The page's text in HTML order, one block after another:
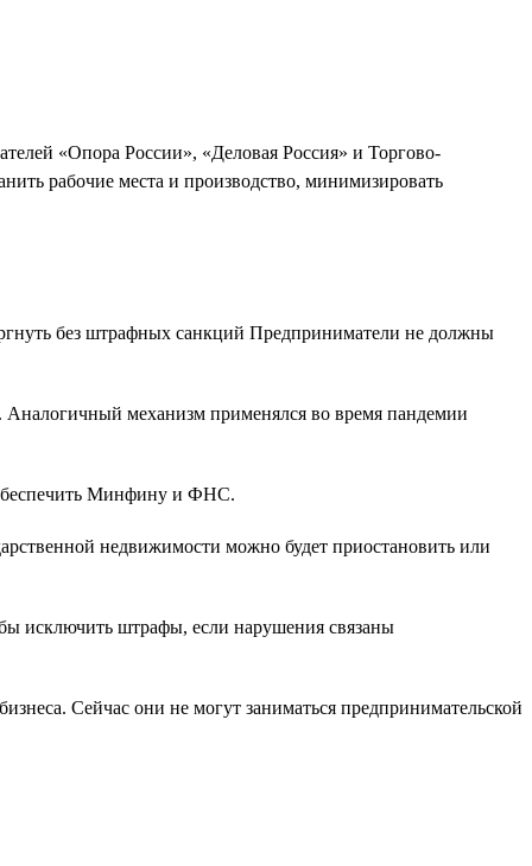
«Опора России», «Деловая Россия» и Торгово-
рабочие места и производство, минимизировать
без штрафных санкций Предприниматели не должны
Аналогичный механизм применялся во время пандемии
обеспечить Минфину и ФНС.
недвижимости можно будет приостановить или
исключить штрафы, если нарушения связаны
Сейчас они не могут заниматься предпринимательской